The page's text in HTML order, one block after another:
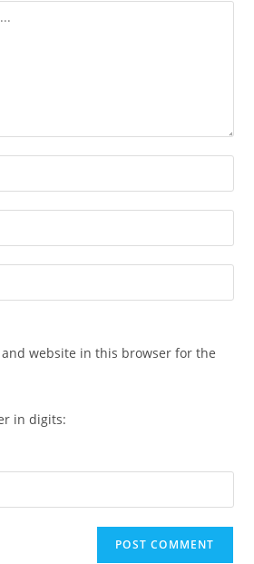
and website in this browser for the
in digits: